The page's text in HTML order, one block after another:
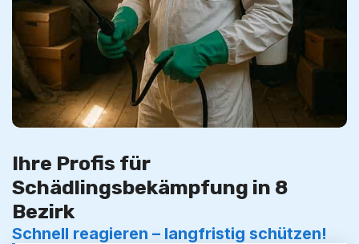
Ihre Profis für
Schädlingsbekämpfung in 8
Bezirk
Schnell reagieren – langfristig schützen!